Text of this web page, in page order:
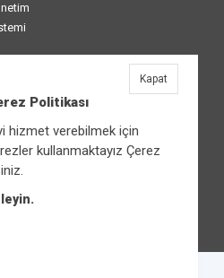
Bakanlığı
Şehit Mehmet Bayraktar
Çankaya/Ankara
+90 312 585 10 00
Politikası
hizmet verebilmek için
kullanmaktayız Çerez
Kapat